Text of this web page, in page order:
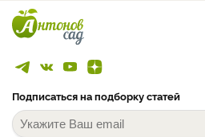
Подписаться на подборку статей